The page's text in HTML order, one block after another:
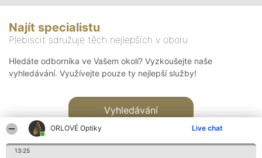
ORLOVÉ Optiky Live chat
13:25
Najít specialistu
Plebiscit sdružuje těch nejlepších v oboru
Hledáte odborníka ve Vašem okolí? Vyzkoušejte naše
vyhledávání. Využívejte pouze ty nejlepší služby!
Vyhledávání